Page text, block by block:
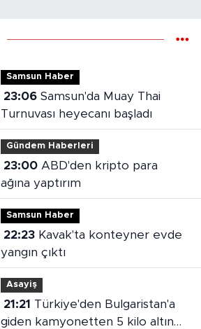
Samsun Haber
23:06Samsun'da Muay Thai
Turnuvası heyecanı başladı
Gündem Haberleri
23:00ABD'den kripto para
ağına yaptırım
Samsun Haber
22:23Kavak'ta konteyner evde
yangın çıktı
Asayiş
21:21
giden kamyonetten 5 kilo altın